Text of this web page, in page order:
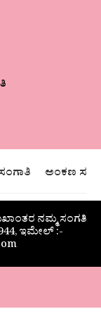
ಅಂಕಣ
ನಮ್ಮ ಸಂಗತಿ
ಇಮೇಲ್ :-